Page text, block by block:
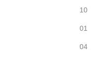
10
01
04